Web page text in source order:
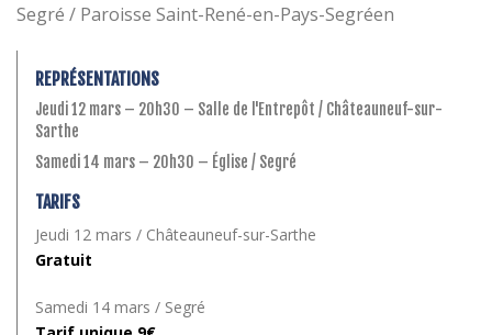
Segré / Paroisse Saint-René-en-Pays-Segréen
REPRÉSENTATIONS
Jeudi 12 mars – 20h30 – Salle de l'Entrepôt / Châteauneuf-sur-
Sarthe
Samedi 14 mars – 20h30 – Église / Segré
TARIFS
Jeudi 12 mars / Châteauneuf-sur-Sarthe
Gratuit
Samedi 14 mars / Segré